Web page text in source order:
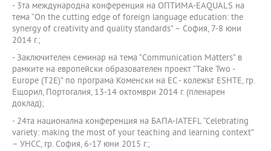
- 3та международна конференция на ОПТИМА-EAQUALS на
тема “On the cutting edge of foreign language education: the
synergy of creativity and quality standards” – София, 7-8 юни
2014 г.;
- Заключителен семинар на тема “Communication Matters” в
рамките на европейски образователен проект “Take Two -
Europe (T2E)” по програма Коменски на ЕС - колежът ESHTE, гр.
Ещорил, Портогалия, 13-14 октомври 2014 г. (пленарен
доклад);
- 24та национална конференция на БАПА-IATEFL “Celebrating
variety: making the most of your teaching and learning context”
– УНСС, гр. София, 6-17 юни 2015 г.;